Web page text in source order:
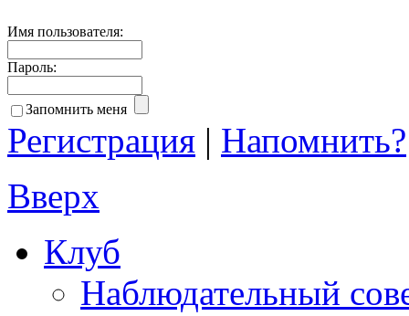
Имя пользователя:
Пароль:
Запомнить меня
Регистрация | Напомнить?
Вверх
Клуб
Наблюдательный